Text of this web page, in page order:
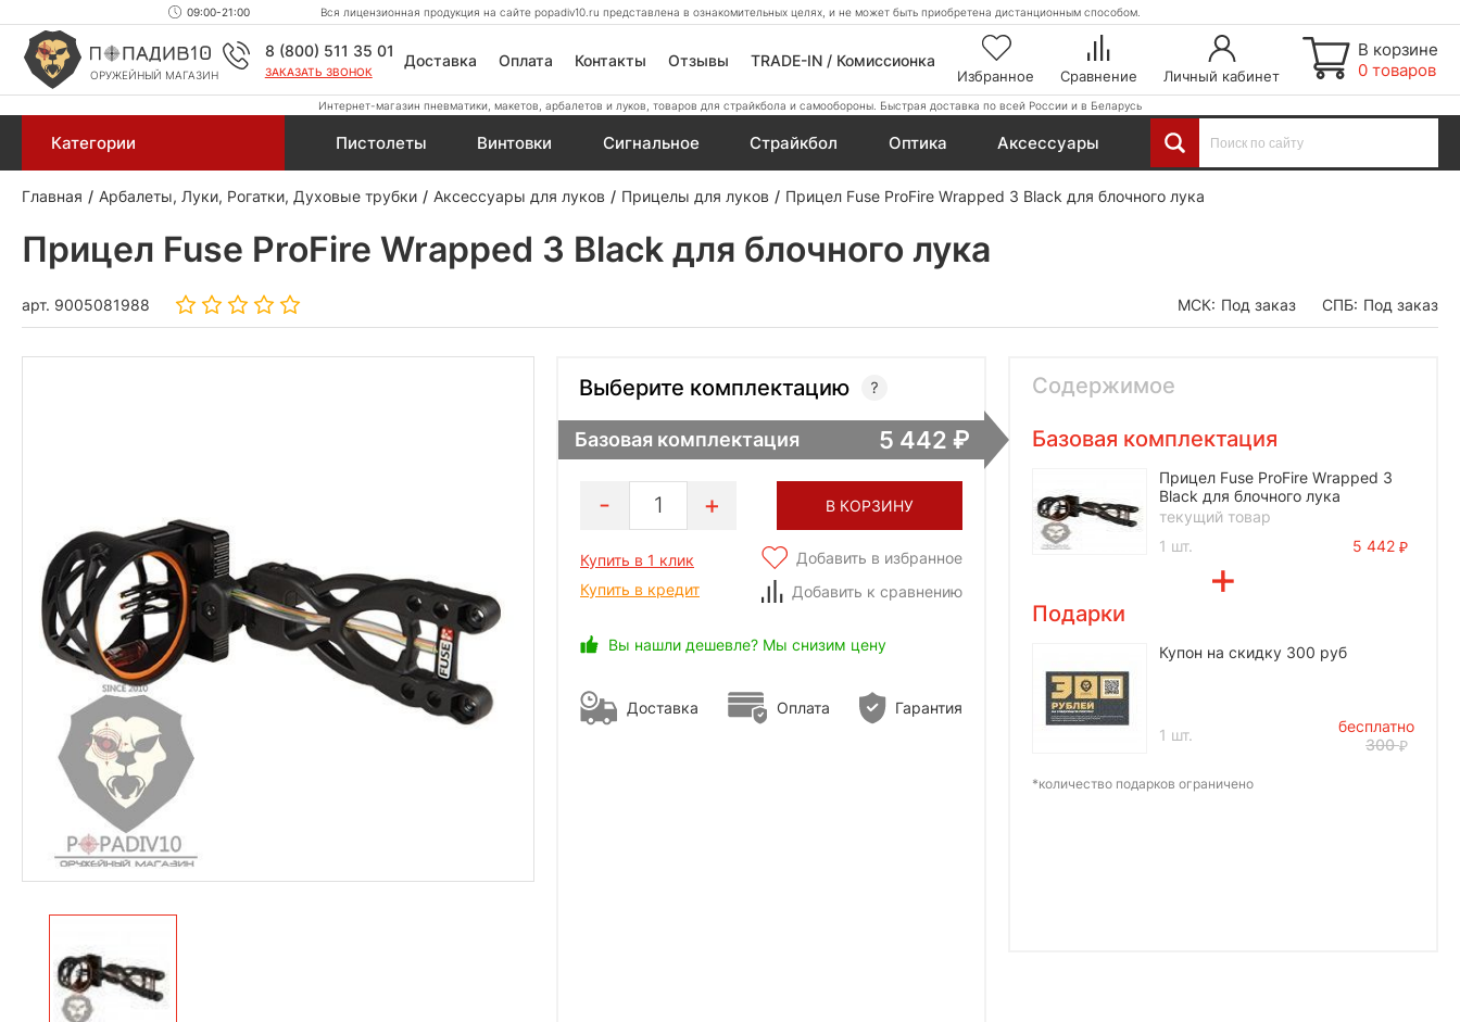
09:00-21:00 Вся лицензионная продукция на сайте popadiv10.ru представлена в ознакомительных целях, и не может быть приобретена дистанционным способом.
ОРУЖЕЙНЫЙ МАГАЗИН
8 (800) 511 35 01
ЗАКАЗАТЬ ЗВОНОК
Доставка Оплата Контакты Отзывы TRADE-IN / Комиссионка
Избранное Сравнение Личный кабинет
В корзине
0 товаров
Интернет-магазин пневматики, макетов, арбалетов и луков, товаров для страйкбола и самообороны. Быстрая доставка по всей России и в Беларусь
Категории Пистолеты Винтовки Сигнальное Страйкбол Оптика Аксессуары
Главная Арбалеты, Луки, Рогатки, Духовые трубки Аксессуары для луков Прицелы для луков Прицел Fuse ProFire Wrapped 3 Black для блочного лука
Прицел Fuse ProFire Wrapped 3 Black для блочного лука
арт. 9005081988 МСК: Под заказ СПБ: Под заказ
Выберите комплектацию
Базовая комплектация 5 442
1 В КОРЗИНУ
Купить в 1 клик
Купить в кредит
Добавить в избранное
Добавить к сравнению
Вы нашли дешевле? Мы снизим цену
Доставка Оплата Гарантия
Содержимое
Базовая комплектация
Прицел Fuse ProFire Wrapped 3
Black для блочного лука
текущий товар
1 шт.
5 442
Подарки
Купон на скидку 300 руб
1 шт.
бесплатно
300
*количество подарков ограничено